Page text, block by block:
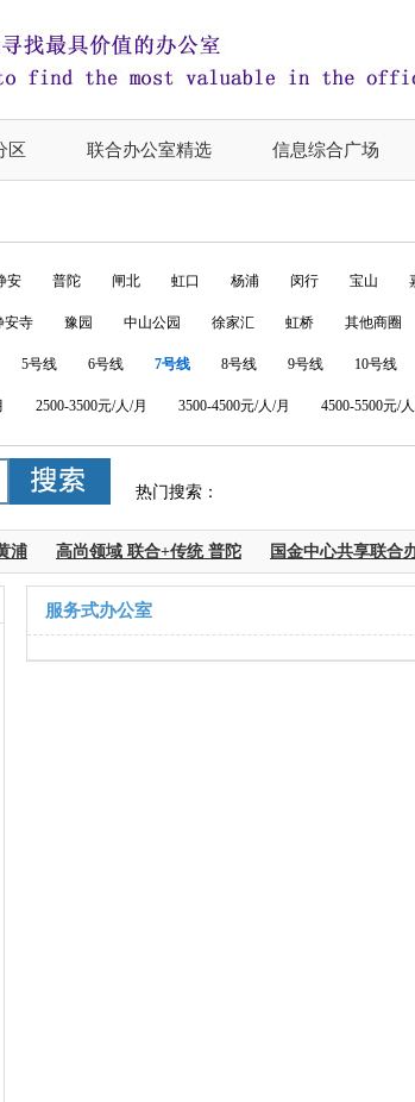
区 联合办公室精选 信息综合广场
安 普陀 闸北 虹口 杨浦 闵行 宝山
安寺 豫园 中山公园 徐家汇 虹桥 其他商圈
5号线 6号线 7号线 8号线 9号线 10号线
2500-3500元/人/月 3500-4500元/人/月 4500-5500元/
热门搜索：
高尚领域 联合+传统 普陀 国金中心共享联合办
服务式办公室